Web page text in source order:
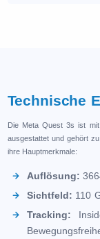
Technische
Die Meta Quest 3s ist mit
ausgestattet und gehört
ihre Hauptmerkmale:
Auflösung:
Sichtfeld: 110
Tracking: